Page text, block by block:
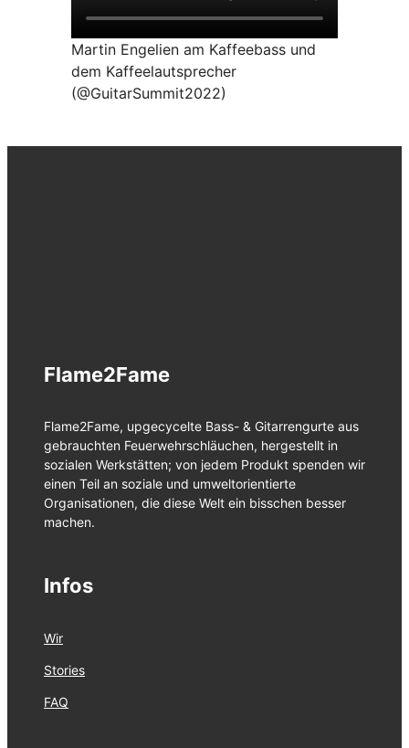
Martin Engelien am Kaffeebass und
dem Kaffeelautsprecher
(@GuitarSummit2022)
Flame2Fame
Flame2Fame, upgecycelte Bass- & Gitarrengurte aus
gebrauchten Feuerwehrschläuchen, hergestellt in
sozialen Werkstätten; von jedem Produkt spenden wir
einen Teil an soziale und umweltorientierte
Organisationen, die diese Welt ein bisschen besser
machen.
Infos
Wir
Stories
FAQ